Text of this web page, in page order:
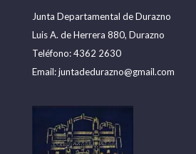
Junta Departamental de Durazno
Luis A. de Herrera 880, Durazno
Teléfono: 4362 2630
Email:juntadedurazno@gmail.com